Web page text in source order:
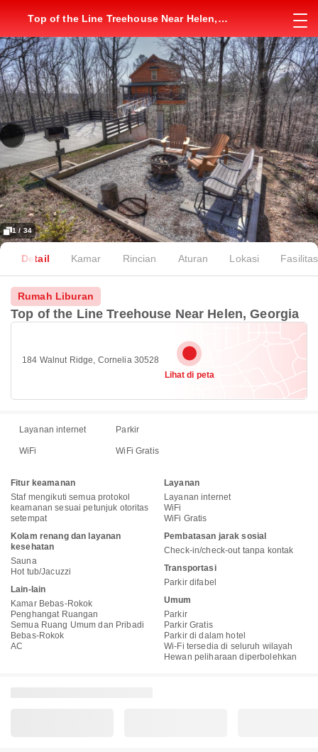
Top of the Line Treehouse Near Helen,
1 / 34
Detail Kamar Rincian Aturan Lokasi Fasilitas
Rumah Liburan
Top of the Line Treehouse Near Helen, Georgia
184 Walnut Ridge, Cornelia 30528
Lihat di peta
Layanan internet Parkir
WiFi WiFi Gratis
Fitur keamanan
Staf mengikuti semua protokol
keamanan sesuai petunjuk otoritas
setempat
Kolam renang dan layanan
kesehatan
Sauna
Hot tub/Jacuzzi
Lain-lain
Kamar Bebas-Rokok
Penghangat Ruangan
Semua Ruang Umum dan Pribadi
Bebas-Rokok
AC
Layanan
Layanan internet
WiFi
WiFi Gratis
Pembatasan jarak sosial
Check-in/check-out tanpa kontak
Transportasi
Parkir difabel
Umum
Parkir
Parkir Gratis
Parkir di dalam hotel
Wi-Fi tersedia di seluruh wilayah
Hewan peliharaan diperbolehkan